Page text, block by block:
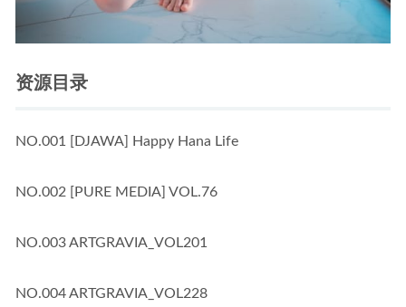
资源目录
NO.001 [DJAWA] Happy Hana Life
NO.002 [PURE MEDIA] VOL.76
NO.003 ARTGRAVIA_VOL201
NO.004 ARTGRAVIA_VOL228